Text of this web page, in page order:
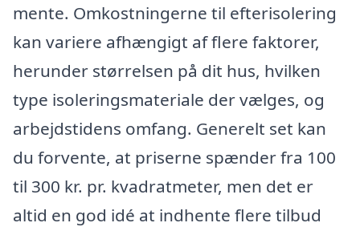
mente. Omkostningerne til efterisolering
kan variere afhængigt af flere faktorer,
herunder størrelsen på dit hus, hvilken
type isoleringsmateriale der vælges, og
arbejdstidens omfang. Generelt set kan
du forvente, at priserne spænder fra 100
til 300 kr. pr. kvadratmeter, men det er
altid en god idé at indhente flere tilbud